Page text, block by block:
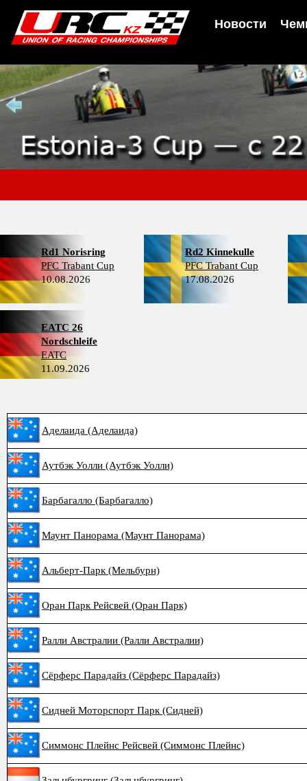
Новости
Rd1 Norisring
PFC Trabant Cup
10.08.2026
Rd2 Kinnekulle
PFC Trabant Cup
17.08.2026
EATC 26
Nordschleife
EATC
11.09.2026
Аделаида (Аделаида)
Аутбэк Уолли (Аутбэк Уолли)
Барбагалло (Барбагалло)
Маунт Панорама (Маунт Панорама)
Альберт-Парк (Мельбурн)
Оран Парк Рейсвей (Оран Парк)
Ралли Австралии (Ралли Австралии)
Сёрферс Парадайз (Сёрферс Парадайз)
Сидней Моторспорт Парк (Сидней)
Симмонс Плейнс Рейсвей (Симмонс Плейнс)